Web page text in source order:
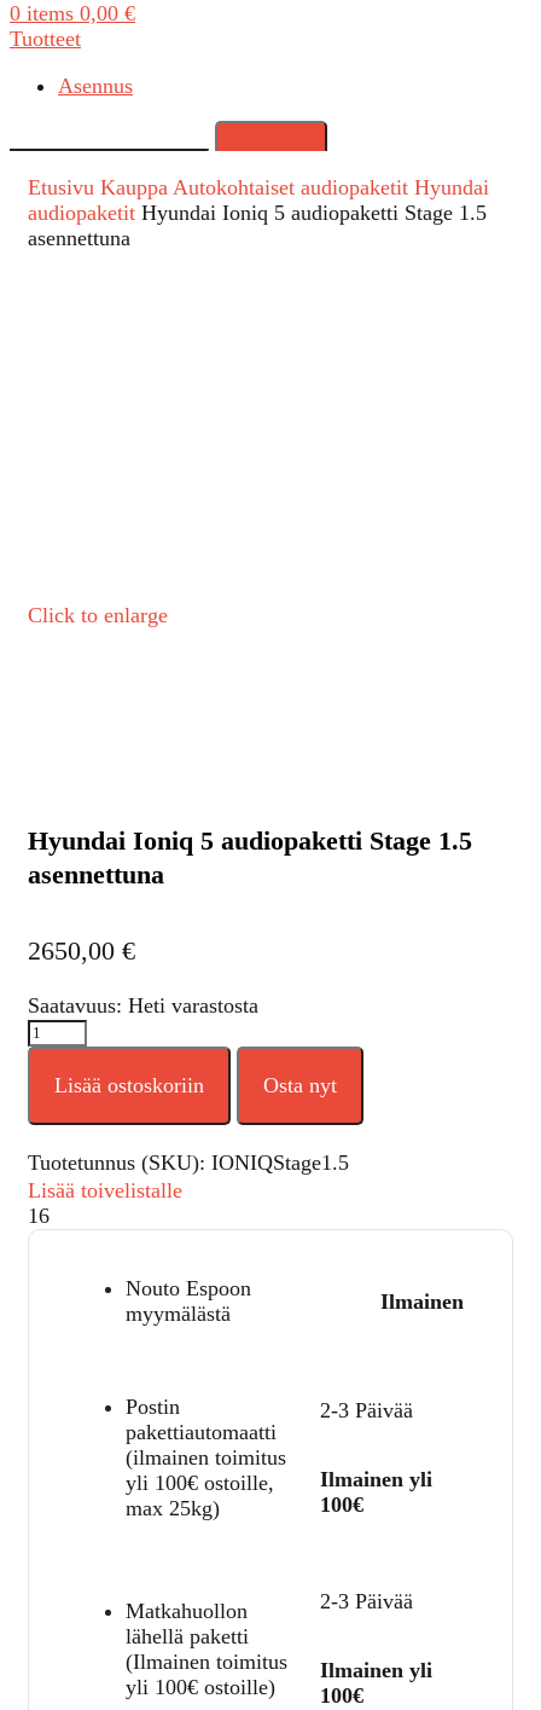
0 items 0,00 €
Tuotteet
Asennus
Etusivu Kauppa Autokohtaiset audiopaketit Hyundai
audiopaketit Hyundai Ioniq 5 audiopaketti Stage 1.5
asennettuna
Click to enlarge
Hyundai Ioniq 5 audiopaketti Stage 1.5
asennettuna
2650,00 €
Saatavuus: Heti varastosta
Lisää ostoskoriin Osta nyt
Tuotetunnus (SKU): IONIQStage1.5
Lisää toivelistalle
16
Nouto Espoon
myymälästä
Ilmainen
Postin
pakettiautomaatti
(ilmainen toimitus
yli 100€ ostoille,
max 25kg)
2-3 Päivää
Ilmainen yli
100€
Matkahuollon
lähellä paketti
(Ilmainen toimitus
yli 100€ ostoille)
2-3 Päivää
Ilmainen yli
100€